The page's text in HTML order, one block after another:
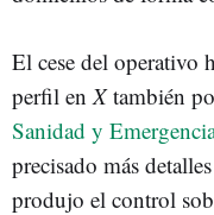
El cese del operativo
perfil en Xtambién
Sanidad y
precisado más
produjo el control